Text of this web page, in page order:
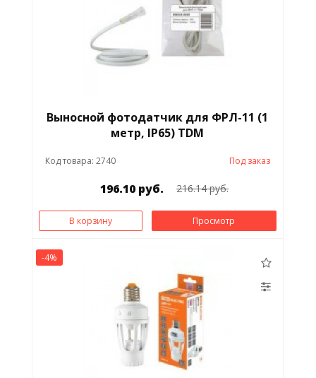
Панель сигнальная Патрон электрический
Плитка электрическая Посты
частоты
Приставка контактная Провод
Расцепитель
Выносной фотодатчик для ФРЛ-11 (1
метр, IP65) TDM
Код товара: 2740 Под заказ
196.10 руб. 216.14 руб.
В корзину Просмотр
-4%